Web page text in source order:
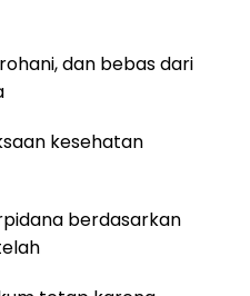
dan bebas dari
kesehatan
berdasarkan